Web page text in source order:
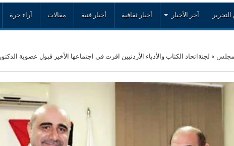
آخر الأخبار أخبار ثقافية أخبار فنية مقالات آراء حرة
» لجنةاتحاد الكتاب والأدباء الأردنيين اقرت في اجتماعها الأخير قبول عضوية الدكتور